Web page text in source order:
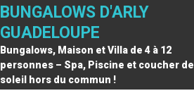
Skip
content
BUNGALOWS D'ARLY
GUADELOUPE
Bungalows, Maison et Villa de 4 à 12
personnes – Spa, Piscine et coucher de
soleil hors du commun !